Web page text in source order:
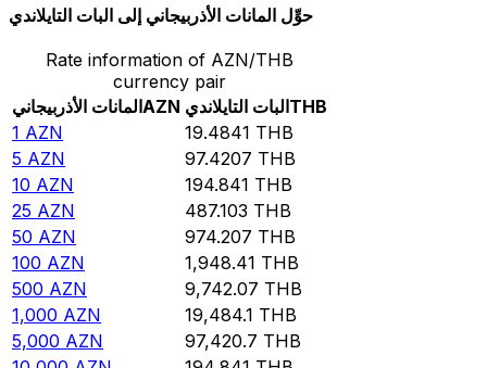
حوِّل المانات الأذربيجاني إلى البات التايلاندي
Rate information of AZN/THB
currency pair
المانات الأذربيجانيAZN البات التايلانديTHB
1 AZN 19.4841 THB
5 AZN 97.4207 THB
10 AZN 194.841 THB
25 AZN 487.103 THB
50 AZN 974.207 THB
100 AZN 1,948.41 THB
500 AZN 9,742.07 THB
1,000 AZN 19,484.1 THB
5,000 AZN 97,420.7 THB